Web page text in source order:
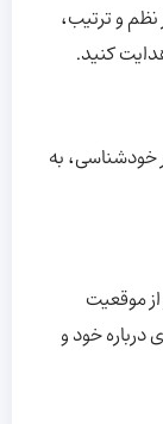
و ترتیب،
کنید.
خودشناسی، به
موقعیت
خود و